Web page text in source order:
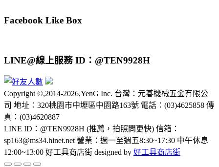
Facebook Like Box
LINE@線上服務 ID：@TEN9928H
Copyright ©,2014-2026,YenG Inc. 台灣：元碁機械五金有限公
司 地址：320桃園市中壢區中園路163號 電話：(03)4625858 傳
真：(03)4620887
LINE ID：@TEN9928H (推薦，拍照問更快) 信箱：
sp163@ms34.hinet.net 營業：週一至週五8:30~17:30 中午休息
12:00~13:00 好工具商店街 designed by 好工具商店街